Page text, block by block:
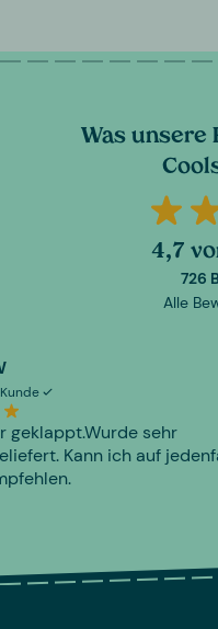
Was unsere
4,7
726
Alle
geklappt.Wurde sehr
Kann ich auf